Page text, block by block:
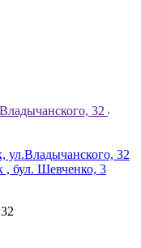
32
ул.Владычанского, 32
, бул. Шевченко, 3